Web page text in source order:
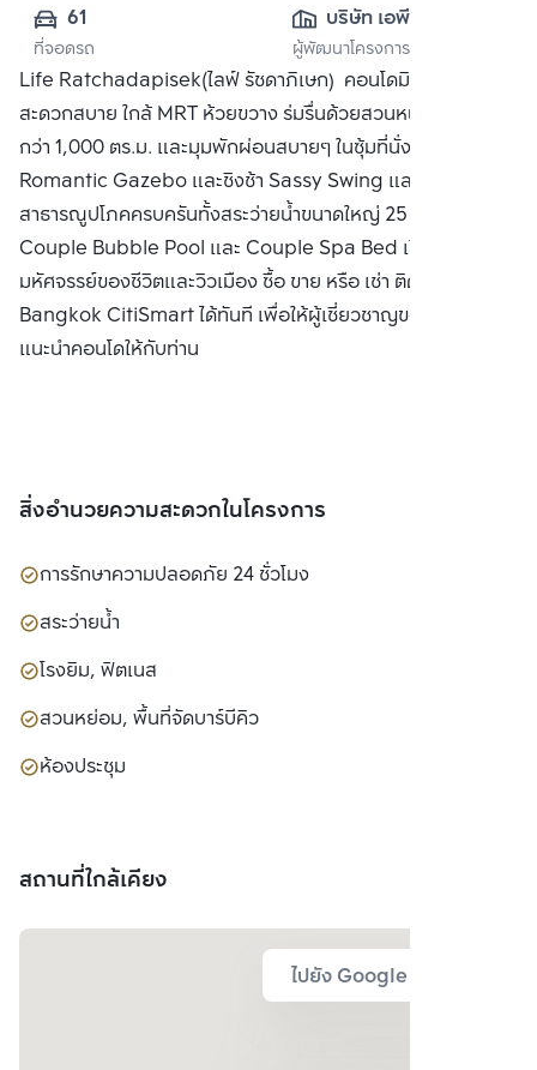
61
ที่จอดรถ
บริษัท เอพี (ไทย
แลนด์)
จำกัด(มหาชน)
ผู้พัฒนาโครงการ
Life Ratchadapisek(ไลฟ์ รัชดาภิเษก) คอนโดมิเนียมเดินทาง
สะดวกสบาย ใกล้ MRT ห้วยขวาง ร่มรื่นด้วยสวนหน้าโครงการ
กว่า 1,000 ตร.ม. และมุมพักผ่อนสบายๆ ในซุ้มที่นั่งสไตล์
Romantic Gazebo และชิงช้า Sassy Swing และ
สาธารณูปโภคครบครันทั้งสระว่ายน้ำขนาดใหญ่ 25 ม. พร้อมมุม
Couple Bubble Pool และ Couple Spa Bed เปิดรับความ
มหัศจรรย์ของชีวิตและวิวเมือง ซื้อ ขาย หรือ เช่า ติดต่อหาเรา
Bangkok CitiSmart ได้ทันที เพื่อให้ผู้เชี่ยวชาญของเราได้
แนะนำคอนโดให้กับท่าน
สิ่งอำนวยความสะดวกในโครงการ
การรักษาความปลอดภัย 24 ชั่วโมง
สระว่ายน้ำ
โรงยิม, ฟิตเนส
สวนหย่อม, พื้นที่จัดบาร์บีคิว
ห้องประชุม
สถานที่ใกล้เคียง
ไปยัง Google Map